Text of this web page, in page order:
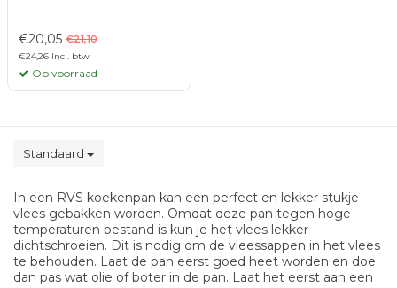
€20,05 €21,10
€24,26 Incl. btw
Op voorraad
Standaard
In een RVS koekenpan kan een perfect en lekker stukje
vlees gebakken worden. Omdat deze pan tegen hoge
temperaturen bestand is kun je het vlees lekker
dichtschroeien. Dit is nodig om de vleessappen in het vlees
te behouden. Laat de pan eerst goed heet worden en doe
dan pas wat olie of boter in de pan. Laat het eerst aan een